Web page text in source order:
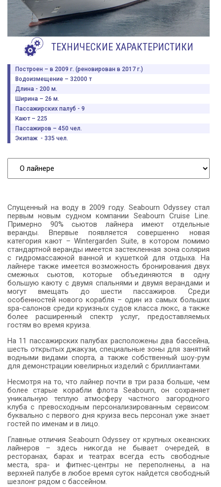
ТЕХНИЧЕСКИЕ ХАРАКТЕРИСТИКИ
Построен – в 2009 г. (реновирован в 2017 г.)
Водоизмещение – 32000 т
Длина - 200 м.
Ширина – 26 м.
Пассажирских палуб - 9
Кают – 225
Пассажиров – 450 чел.
Экипаж - 335 чел.
Спущенный на воду в 2009 году. Seabourn Odyssey стал
первым новым судном компании Seabourn Cruise Line.
Примерно 90% сьютов лайнера имеют отдельные
веранды. Впервые появляется совершенно новая
категория кают – Wintergarden Suite, в котором помимо
стандартной веранды имеется застекленная зона солярия
с гидромассажной ванной и кушеткой для отдыха. На
лайнере также имеется возможность бронирования двух
смежных сьютов, которые объединяются в одну
большую каюту с двумя спальнями и двумя верандами и
могут вмещать до шести пассажиров. Среди
особенностей нового корабля – один из самых больших
spa-салонов среди круизных судов класса люкс, а также
более расширенный спектр услуг, предоставляемых
гостям во время круиза.
На 11 пассажирских палубах расположены два бассейна,
шесть открытых джакузи, специальные зоны для занятий
водными видами спорта, а также собственный шоу-рум
для демонстрации ювелирных изделий с бриллиантами.
Несмотря на то, что лайнер почти в три раза больше, чем
более старые корабли флота Seabourn, он сохраняет
уникальную теплую атмосферу частного загородного
клуба с превосходным персонализированным сервисом:
буквально с первого дня круиза весь персонал уже знает
гостей по именам и в лицо.
Главные отличия Seabourn Odyssey от крупных океанских
лайнеров – здесь никогда не бывает очередей, в
ресторанах, барах и театрах всегда есть свободные
места, spa- и фитнес-центры не переполнены, а на
верхней палубе в любое время суток найдется свободный
шезлонг рядом с бассейном.